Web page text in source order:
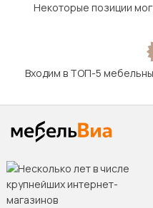
Некоторые позиции
Входим в ТОП-5